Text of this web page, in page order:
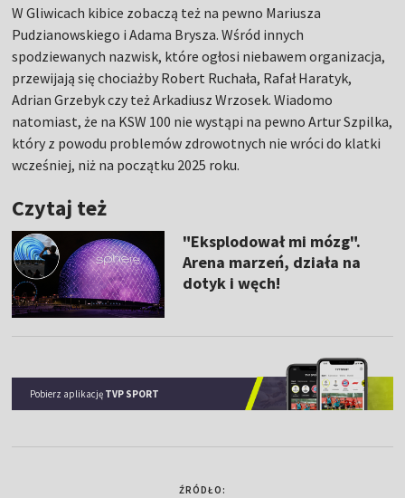
W Gliwicach kibice zobaczą też na pewno Mariusza
Pudzianowskiego i Adama Brysza. Wśród innych
spodziewanych nazwisk, które ogłosi niebawem organizacja,
przewijają się chociażby Robert Ruchała, Rafał Haratyk,
Adrian Grzebyk czy też Arkadiusz Wrzosek. Wiadomo
natomiast, że na KSW 100 nie wystąpi na pewno Artur Szpilka,
który z powodu problemów zdrowotnych nie wróci do klatki
wcześniej, niż na początku 2025 roku.
Czytaj też
"Eksplodował mi mózg".
Arena marzeń, działa na
dotyk i węch!
Pobierz aplikację TVP SPORT
ŹRÓDŁO: